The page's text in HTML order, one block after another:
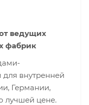
ведущих
фабрик
для внутренней
Германии,
лучшей цене.